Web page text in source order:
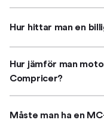
Hur hittar man en
Hur jämför man
Compricer?
Måste man ha en